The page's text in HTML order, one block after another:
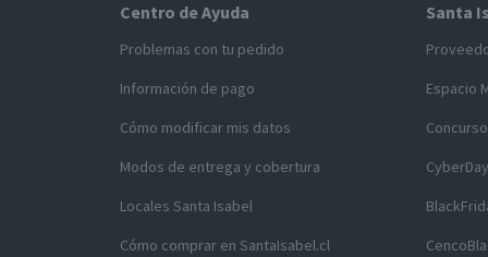
Centro de Ayuda
Problemas con tu pedido
Información de pago
Cómo modificar mis datos
Modos de entrega y cobertura
Locales Santa Isabel
Cómo comprar en SantaIsabel.cl
Santa
Espacio
CyberDay